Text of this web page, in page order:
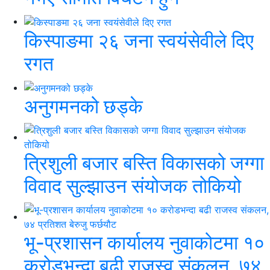
किस्पाङमा २६ जना स्वयंसेवीले दिए
रगत
अनुगमनको छड्के
त्रिशुली बजार बस्ति विकासको जग्गा
विवाद सुल्झाउन संयोजक तोकियो
भू-प्रशासन कार्यालय नुवाकोटमा १०